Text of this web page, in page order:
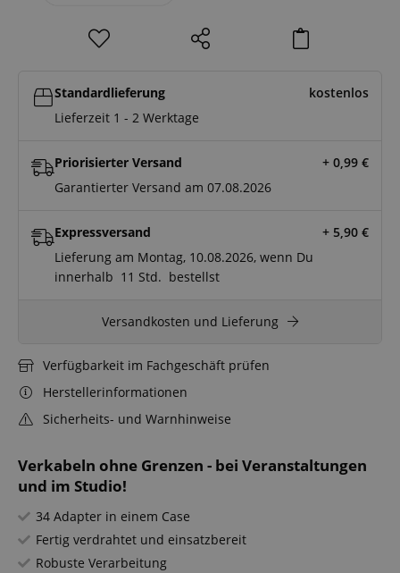
Verkabeln ohne Grenzen - bei Veranstaltungen
und im Studio!
34 Adapter in einem Case
Fertig verdrahtet und einsatzbereit
Robuste Verarbeitung
Standardlieferung
kostenlos
Lieferzeit 1 - 2 Werktage
Priorisierter Versand + 0,99 €
Garantierter Versand am 07.08.2026
Expressversand + 5,90 €
Lieferung am Montag, 10.08.2026, wenn Du
innerhalb 10 Std. 59 Min.bestellst
Versandkosten und Lieferung
Verfügbarkeit im Fachgeschäft prüfen
Herstellerinformationen
Sicherheits- und Warnhinweise